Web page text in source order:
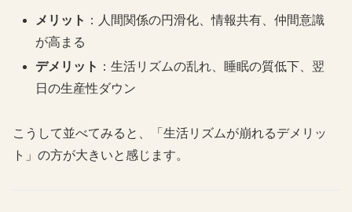
メリット ：人間関係の円滑化、情報共有、仲間意識
が高まる
デメリット ：生活リズムの乱れ、睡眠の質低下、翌
日の生産性ダウン
こうして並べてみると、「生活リズムが崩れるデメリッ
ト」の方が大きいと感じます。